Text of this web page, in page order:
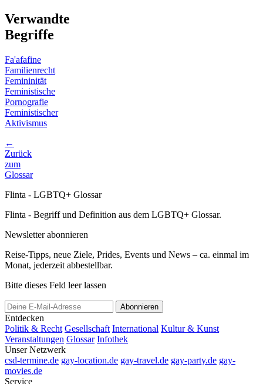
Verwandte
Begriffe
Fa'afafine
Familienrecht
Femininität
Feministische
Pornografie
Feministischer
Aktivismus
←
Zurück
zum
Glossar
Flinta - LGBTQ+ Glossar
Flinta - Begriff und Definition aus dem LGBTQ+ Glossar.
Newsletter abonnieren
Reise-Tipps, neue Ziele, Prides, Events und News – ca. einmal im
Monat, jederzeit abbestellbar.
Bitte dieses Feld leer lassen
Abonnieren
Entdecken
Politik & Recht Gesellschaft International Kultur & Kunst
Veranstaltungen Glossar Infothek
Unser Netzwerk
csd-termine.de gay-location.de gay-travel.de gay-party.de gay-
movies.de
Service